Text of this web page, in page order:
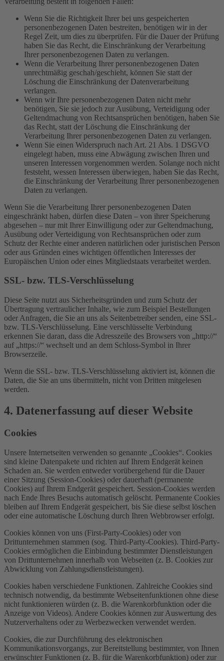
Wenn Sie die Richtigkeit Ihrer bei uns gespeicherten
personenbezogenen Daten bestreiten, benötigen wir in der
Regel Zeit, um dies zu überprüfen. Für die Dauer der Prüfung
haben Sie das Recht, die Einschränkung der Verarbeitung
Ihrer personenbezogenen Daten zu verlangen.
Wenn die Verarbeitung Ihrer personenbezogenen Daten
unrechtmäßig geschah/geschieht, können Sie statt der
Löschung die Einschränkung der Datenverarbeitung
verlangen.
Wenn wir Ihre personenbezogenen Daten nicht mehr
benötigen, Sie sie jedoch zur Ausübung, Verteidigung oder
Geltendmachung von Rechtsansprüchen benötigen, haben Sie
das Recht, statt der Löschung die Einschränkung der
Verarbeitung Ihrer personenbezogenen Daten zu verlangen.
Wenn Sie einen Widerspruch nach Art. 21 Abs. 1 DSGVO
eingelegt haben, muss eine Abwägung zwischen Ihren und
unseren Interessen vorgenommen werden. Solange noch nicht
feststeht, wessen Interessen überwiegen, haben Sie das Recht,
die Einschränkung der Verarbeitung Ihrer personenbezogenen
Daten zu verlangen.
Wenn Sie die Verarbeitung Ihrer personenbezogenen Daten
eingeschränkt haben, dürfen diese Daten – von ihrer Speicherung
abgesehen – nur mit Ihrer Einwilligung oder zur Geltendmachung,
Ausübung oder Verteidigung von Rechtsansprüchen oder zum
Schutz der Rechte einer anderen natürlichen oder juristischen Person
oder aus Gründen eines wichtigen öffentlichen Interesses der
Europäischen Union oder eines Mitgliedstaats verarbeitet werden.
SSL- bzw. TLS-Verschlüsselung
Diese Seite nutzt aus Sicherheitsgründen und zum Schutz der
Übertragung vertraulicher Inhalte, wie zum Beispiel Bestellungen
oder Anfragen, die Sie an uns als Seitenbetreiber senden, eine SSL-
bzw. TLS-Verschlüsselung. Eine verschlüsselte Verbindung
erkennen Sie daran, dass die Adresszeile des Browsers von „http://“
auf „https://“ wechselt und an dem Schloss-Symbol in Ihrer
Browserzeile.
Wenn die SSL- bzw. TLS-Verschlüsselung aktiviert ist, können die
Daten, die Sie an uns übermitteln, nicht von Dritten mitgelesen
werden.
4. Datenerfassung auf dieser Website
Cookies
Unsere Internetseiten verwenden so genannte „Cookies“. Cookies
sind kleine Datenpakete und richten auf Ihrem Endgerät keinen
Schaden an. Sie werden entweder vorübergehend für die Dauer
einer Sitzung (Session-Cookies) oder dauerhaft (permanente
Cookies) auf Ihrem Endgerät gespeichert. Session-Cookies werden
nach Ende Ihres Besuchs automatisch gelöscht. Permanente Cookies
bleiben auf Ihrem Endgerät gespeichert, bis Sie diese selbst löschen
oder eine automatische Löschung durch Ihren Webbrowser erfolgt.
Cookies können von uns (First-Party-Cookies) oder von
Drittunternehmen stammen (sog. Third-Party-Cookies). Third-Party-
Cookies ermöglichen die Einbindung bestimmter Dienstleistungen
von Drittunternehmen innerhalb von Webseiten (z. B. Cookies zur
Abwicklung von Zahlungsdienstleistungen).
Cookies haben verschiedene Funktionen. Zahlreiche Cookies sind
technisch notwendig, da bestimmte Webseitenfunktionen ohne diese
nicht funktionieren würden (z. B. die Warenkorbfunktion oder die
Anzeige von Videos). Andere Cookies können zur Auswertung des
Nutzerverhaltens oder zu Werbezwecken verwendet werden.
Cookies, die zur Durchführung des elektronischen
Kommunikationsvorgangs, zur Bereitstellung bestimmter, von Ihnen
erwünschter Funktionen (z. B. für die Warenkorbfunktion) oder zur